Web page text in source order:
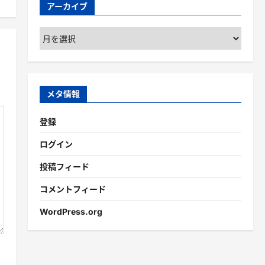
アーカイブ
ア
ー
カ
ブ
メタ情報
登録
ログイン
投稿フィード
コメントフィード
WordPress.org